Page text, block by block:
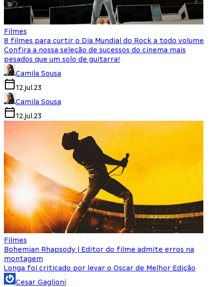
Filmes
8 filmes para curtir o Dia Mundial do Rock a todo volume
Confira a nossa seleção de sucessos do cinema mais
pesados que um solo de guitarra!
Camila Sousa
12.jul.23
Camila Sousa
12.jul.23
Filmes
Bohemian Rhapsody | Editor do filme admite erros na
montagem
Longa foi criticado por levar o Oscar de Melhor Edição
Cesar Gaglioni